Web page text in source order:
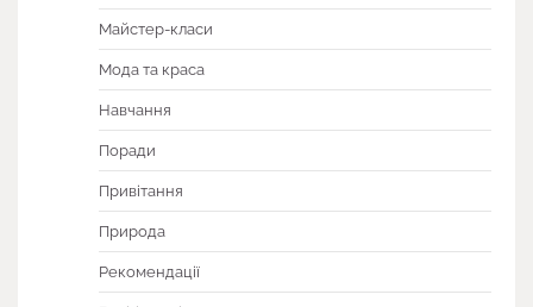
Майстер-класи
Мода та краса
Навчання
Поради
Привітання
Природа
Рекомендації